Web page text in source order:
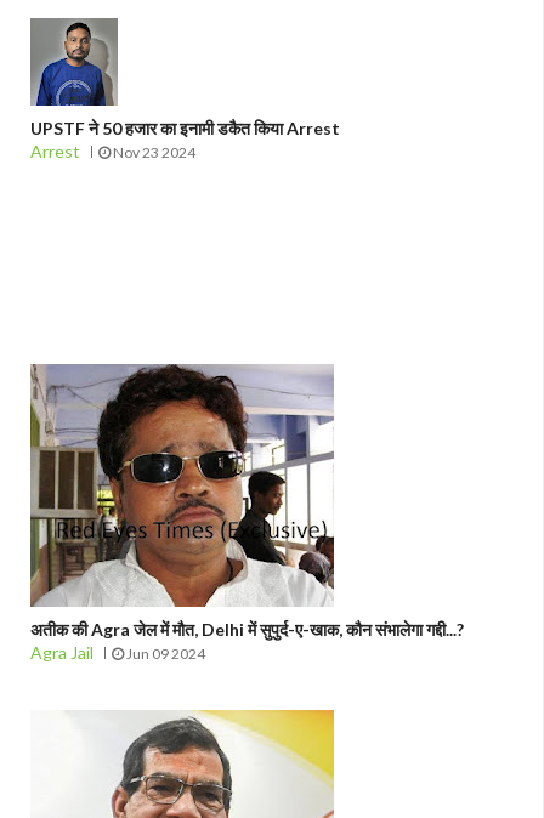
UPSTF ने 50 हजार का इनामी डकैत किया Arrest
Arrest
Nov 23 2024
अतीक की Agra जेल में मौत, Delhi में सुपुर्द-ए-खाक, कौन संभालेगा गद्दी...?
Agra Jail
Jun 09 2024